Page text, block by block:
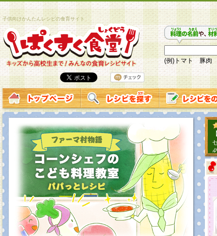
子供向けかんたんレシピの食育サイト
(例)トマト 豚肉